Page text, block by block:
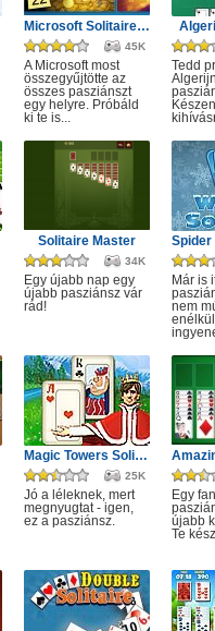
Microsoft Solitaire Collection
45K
A Microsoft most
összegyűjtötte az
összes pasziánszt
egy helyre. Próbáld
ki te is...
Tedd
Solitaire Master
34K
Egy újabb nap egy
újabb pasziánsz vár
rád!
Már is
nem
Magic Towers Solitaire
25K
Jó a léleknek, mert
megnyugtat - igen,
ez a pasziánsz.
Egy
újabb
Te